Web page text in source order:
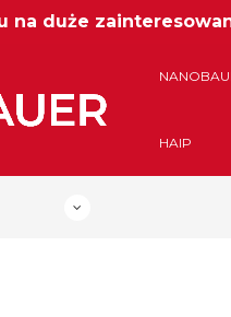
na duże
HAIP